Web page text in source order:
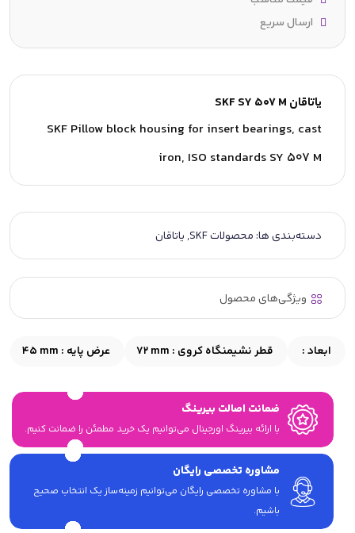
یاتاقان SKF SY 507 M
SKF Pillow block housing for insert bearings, cast
iron, ISO standards SY 507 M
دسته‌بندی ها: محصولات SKF ,یاتاقان
ویژگی‌های محصول
ابعاد : قطر نشیمنگاه کروی : 72 mm عرض پایه : 45 mm
ضمانت اصالت بیرینگ
با ارائه بیرینگ اورجینال می‎‌توانیم یک خرید مطمئن را ضمانت کنیم.
مشاوره تخصصی رایگان
با مشاوره تخصصی رایگان می‌توانیم زمینه‌ساز یک انتخاب صحیح
باشیم.
ارسال سریع